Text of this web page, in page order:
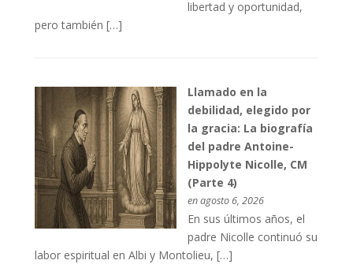
libertad y oportunidad,
pero también […]
Llamado en la
debilidad, elegido por
la gracia: La biografía
del padre Antoine-
Hippolyte Nicolle, CM
(Parte 4)
en agosto 6, 2026
En sus últimos años, el
padre Nicolle continuó su
labor espiritual en Albi y Montolieu, […]